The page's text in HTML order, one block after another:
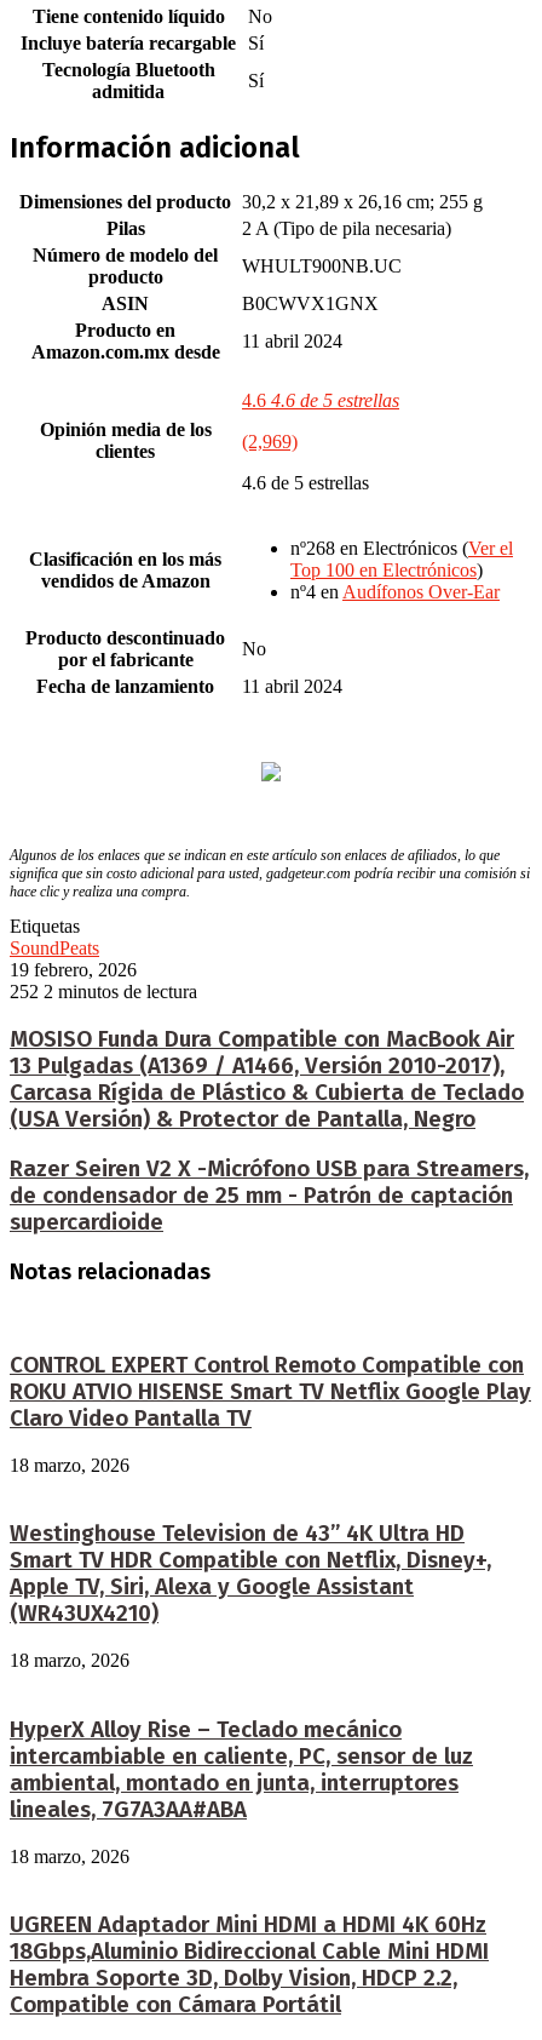
Tiene contenido líquido
‎No
Incluye batería recargable
‎Sí
Tecnología Bluetooth
admitida
‎Sí
Información adicional
Dimensiones del producto 30,2 x 21,89 x 26,16 cm; 255 g
Pilas
2 A (Tipo de pila necesaria)
Número de modelo del
producto
WHULT900NB.UC
ASIN
B0CWVX1GNX
Producto en
Amazon.com.mx desde
11 abril 2024
Opinión media de los
clientes
4.6 4.6 de 5 estrellas
(2,969)
4.6 de 5 estrellas
Clasificación en los más
vendidos de Amazon
nº268 en Electrónicos (Ver el
Top 100 en Electrónicos)
nº4 enAudífonos Over-Ear
Producto descontinuado
por el fabricante
No
Fecha de lanzamiento
11 abril 2024
Algunos de los enlaces que se indican en este artículo son enlaces de afiliados, lo que
significa que sin costo adicional para usted, gadgeteur.com podría recibir una comisión si
hace clic y realiza una compra.
Etiquetas
SoundPeats
19 febrero, 2026
252 2 minutos de lectura
MOSISO Funda Dura Compatible con MacBook Air
13 Pulgadas (A1369 / A1466, Versión 2010-2017),
Carcasa Rígida de Plástico & Cubierta de Teclado
(USA Versión) & Protector de Pantalla, Negro
Razer Seiren V2 X -Micrófono USB para Streamers,
de condensador de 25 mm - Patrón de captación
supercardioide
Notas relacionadas
CONTROL EXPERT Control Remoto Compatible con
ROKU ATVIO HISENSE Smart TV Netflix Google Play
Claro Video Pantalla TV
18 marzo, 2026
Westinghouse Television de 43” 4K Ultra HD
Smart TV HDR Compatible con Netflix, Disney+,
Apple TV, Siri, Alexa y Google Assistant
(WR43UX4210)
18 marzo, 2026
HyperX Alloy Rise – Teclado mecánico
intercambiable en caliente, PC, sensor de luz
ambiental, montado en junta, interruptores
lineales, 7G7A3AA#ABA
18 marzo, 2026
UGREEN Adaptador Mini HDMI a HDMI 4K 60Hz
18Gbps,Aluminio Bidireccional Cable Mini HDMI
Hembra Soporte 3D, Dolby Vision, HDCP 2.2,
Compatible con Cámara Portátil